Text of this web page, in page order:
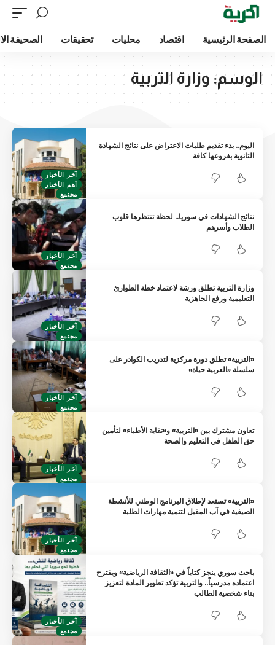
الصفحة الرئيسية اقتصاد محليات تحقيقات الصحيفة
الوسم: وزارة التربية
آخر الأخبار
أهم الأخبار
مجتمع
اليوم.. بدء تقديم طلبات الاعتراض على نتائج الشهادة
الثانوية بفروعها كافة
آخر الأخبار
مجتمع
نتائج الشهادات في سوريا.. لحظة تنتظرها قلوب
الطلاب وأسرهم
آخر الأخبار
مجتمع
وزارة التربية تطلق ورشة لاعتماد خطة الطوارئ
التعليمية ورفع الجاهزية
آخر الأخبار
مجتمع
«التربية» تطلق دورة مركزية لتدريب الكوادر على
سلسلة «العربية حياة»
آخر الأخبار
مجتمع
تعاون مشترك بين «التربية» و«نقابة الأطباء» لتأمين
حق الطفل في التعليم والصحة
آخر الأخبار
مجتمع
«التربية» تستعد لإطلاق البرنامج الوطني للأنشطة
الصيفية في آب المقبل لتنمية مهارات الطلبة
آخر الأخبار
مجتمع
باحث سوري ينجز كتاباً في «الثقافة الرياضية» ويقترح
اعتماده مدرسياً.. والتربية تؤكد تطوير المادة لتعزيز
بناء شخصية الطالب